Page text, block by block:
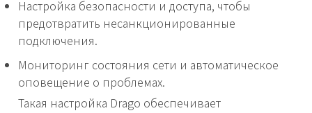
Настройка безопасности и доступа, чтобы
предотвратить несанкционированные
подключения.
Мониторинг состояния сети и автоматическое
оповещение о проблемах.
Такая настройка Drago обеспечивает